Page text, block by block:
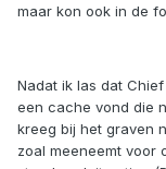
maar kon ook in de
Nadat ik las dat
een cache vond die
kreeg bij het graven
zoal meeneemt voor